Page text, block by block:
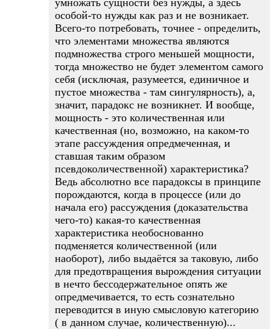
умножать сущности без нужды, а здесь
особой-то нужды как раз и не возникает.
Всего-то потребовать, точнее - определить,
что элементами множества являются
подмножества строго меньшей мощности,
тогда множество не будет элементом самого
себя (исключая, разумеется, единичное и
пустое множества - там сингулярность), а,
значит, парадокс не возникнет. И вообще,
мощность - это количественная или
качественная (но, возможно, на каком-то
этапе рассуждения опредмеченная, и
ставшая таким образом
псевдоколичественной) характеристика?
Ведь абсолютно все парадоксы в принципе
порождаются, когда в процессе (или до
начала его) рассуждения (доказательства
чего-то) какая-то качественная
характеристика необоснованно
подменяется количественной (или
наоборот), либо выдаётся за таковую, либо
для предотвращения вырождения ситуации
в нечто бессодержательное опять же
опредмечивается, то есть сознательно
переводится в иную смысловую категорию
( в данном случае, количественную)...